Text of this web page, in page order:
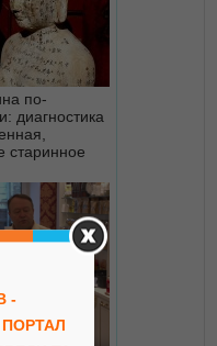
по-
диагностика
старинное
-